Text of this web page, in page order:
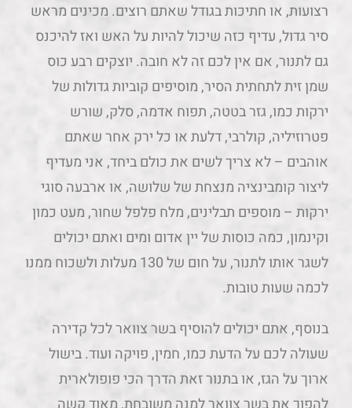
רצועות, או חתיכות בגודל שאתם רוצים. מכינים מראש
סיר גדול, עדיף כזה שיכול להיות על האש ואז להיכנס
גם לתנור, אם אין לכם זה לא חובה. יוצקים רבע כוס
שמן זית לתחתית הסיר, מוסיפים קוביות גדולות של
ירקות כמו, גזר בטטה, תפוח אדמה, סלק, שורש
פטרוזיליה, קולרבי, דלעת או כל ירק אחר שאתם
אוהבים – לא צריך לשים את כולם ביחד, אני מעדיף
ליצור קומבינציה מנצחת של שלושה, או ארבעה סוגי
ירקות – מוספים תבלינים, מלח פלפל שחור, מעט כמון
וקינמון, כמה כוסות של יין אדום ומים ואתם יכולים
לשגר אותו לתנור, על חום של 130 מעלות ולשכוח ממנו
לכמה שעות טובות.
בנוסף, אתם יכולים להוסיף בשר צוואר לכל קדירה
שעולה לכם על הדעת כמו, חמין, פויקה ועוד. בישול
ארוך על הגז, או בתנור זאת הדרך הכי פופולארית